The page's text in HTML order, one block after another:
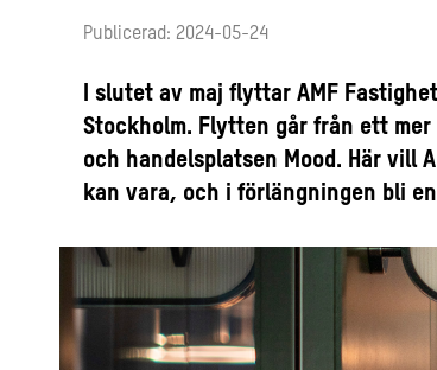
Publicerad: 2024-05-24
I slutet av maj flyttar AMF
Stockholm. Flytten går från ett
och handelsplatsen Mood. Här vill
kan vara, och i förlängningen bli